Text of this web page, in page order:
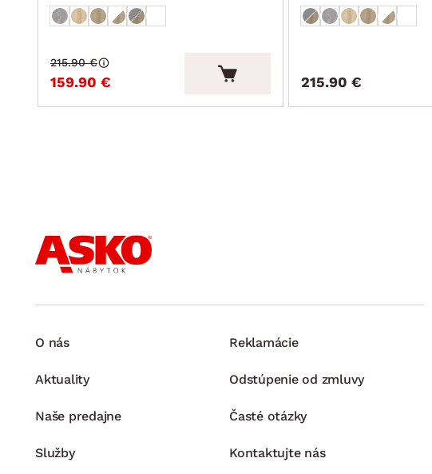
159.90 €
215.90 €
215.90 €
O nás
Aktuality
Naše predajne
Služby
Reklamácie
Odstúpenie od zmluvy
Časté otázky
Kontaktujte nás